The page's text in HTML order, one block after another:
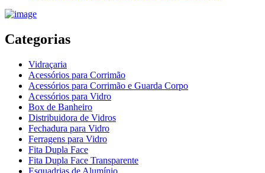
Categorias
Vidraçaria
Acessórios para Corrimão
Acessórios para Corrimão e Guarda Corpo
Acessórios para Vidro
Box de Banheiro
Distribuidora de Vidros
Fechadura para Vidro
Ferragens para Vidro
Fita Dupla Face
Fita Dupla Face Transparente